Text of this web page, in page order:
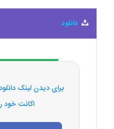
دانلود
برای دیدن لینک
اکانت خود